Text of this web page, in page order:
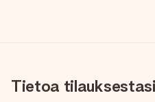
Tietoa tilauksestasi